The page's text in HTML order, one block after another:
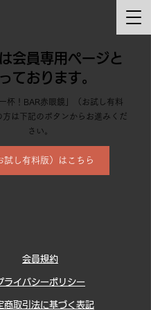
会員専用ページと
ております。
杯！BAR赤眼鏡」（お試し有料
方は下記のボタンからお進みくだ
さい。
試し有料版）はこちら
会員規約
ライバシーポリシー
商取引法に基づく表記